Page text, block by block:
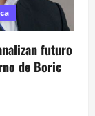
futuro
de Boric